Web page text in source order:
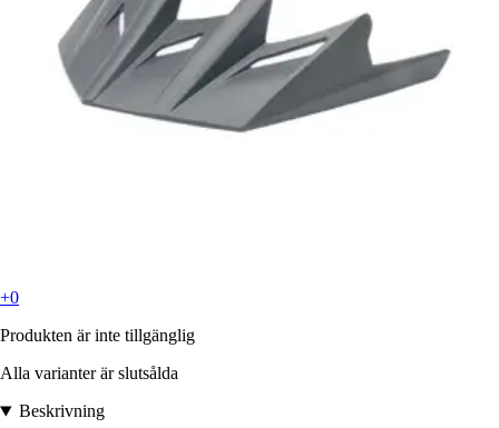
+0
Produkten är inte tillgänglig
Alla varianter är slutsålda
Beskrivning